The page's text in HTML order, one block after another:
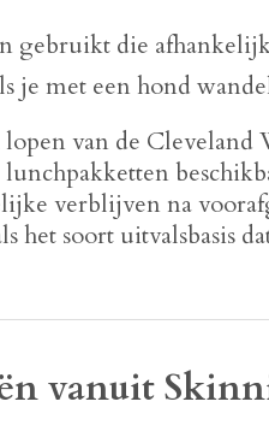
gebruikt die
je met een hond
van de Cleveland
verblijven na
het soort uitvalsbasis
vanuit